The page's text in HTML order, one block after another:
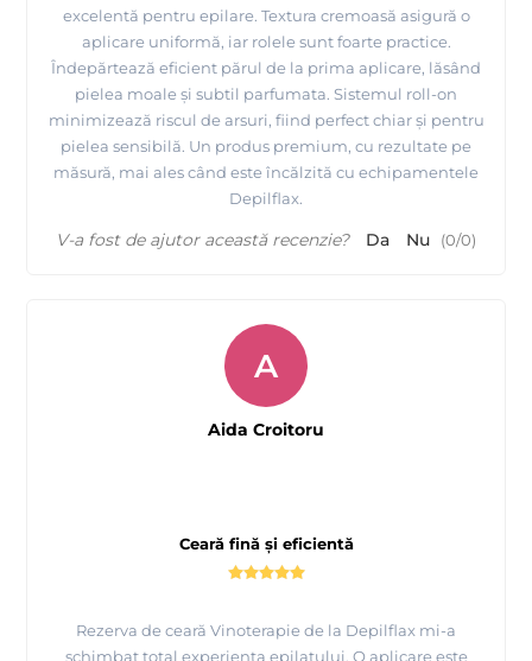
excelentă pentru epilare. Textura cremoasă asigură o
aplicare uniformă, iar rolele sunt foarte practice.
Îndepărtează eficient părul de la prima aplicare, lăsând
pielea moale și subtil parfumata. Sistemul roll-on
minimizează riscul de arsuri, fiind perfect chiar și pentru
pielea sensibilă. Un produs premium, cu rezultate pe
măsură, mai ales când este încălzită cu echipamentele
Depilflax.
V-a fost de ajutor această recenzie? Da Nu (0/0)
Ceară fină și eficientă
Rezerva de ceară Vinoterapie de la Depilflax mi-a
schimbat total experiența epilatului. O aplicare este
A
Aida Croitoru